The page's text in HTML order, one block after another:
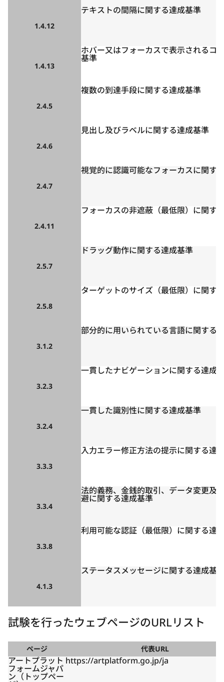
1.4.12
テキストの間隔に関する達成基準
1.4.13
ホバー又はフォーカスで表示されるコ
基準
2.4.5
複数の到達手段に関する達成基準
2.4.6
見出し及びラベルに関する達成基準
2.4.7
視覚的に認識可能なフォーカスに関す
2.4.11
フォーカスの非遮蔽（最低限）に関す
2.5.7
ドラッグ動作に関する達成基準
2.5.8
ターゲットのサイズ（最低限）に関す
3.1.2
部分的に用いられている言語に関する
3.2.3
一貫したナビゲーションに関する達成
3.2.4
一貫した識別性に関する達成基準
3.3.3
入力エラー修正方法の提示に関する達
3.3.4
法的義務、金銭的取引、データ変更及
避に関する達成基準
3.3.8
利用可能な認証（最低限）に関する達
4.1.3
ステータスメッセージに関する達成基
試験を行ったウェブページのURLリスト
ページ 代表URL
アートプラット
フォームジャパ
ン（トップペー
https://artplatform.go.jp/ja